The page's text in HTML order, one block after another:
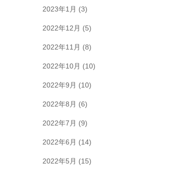
2023年1月 (3)
2022年12月 (5)
2022年11月 (8)
2022年10月 (10)
2022年9月 (10)
2022年8月 (6)
2022年7月 (9)
2022年6月 (14)
2022年5月 (15)